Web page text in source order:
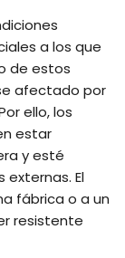
a los que
de estos
afectado por
ello, los
estar
y esté
El
fábrica o a un
resistente